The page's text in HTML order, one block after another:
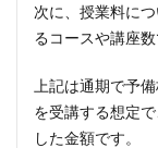
次に、授業料に
るコースや講座数
上記は通期で予
を受講する想定
した金額です。